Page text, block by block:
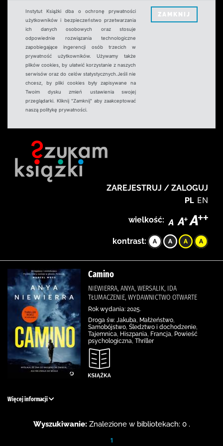
Instytut Książki dba o ochronę prywatności
użytkowników i bezpieczeństwo przetwarzania
ich danych osobowych oraz stosuje
odpowiednie rozwiązania technologiczne
zapobiegające ingerencji osób trzecich w
prywatność użytkowników. Używamy także
plików cookies, by ułatwić korzystanie z naszych
serwisów oraz do celów statystycznych.Jeśli nie
chcesz, by pliki cookies były zapisywane na
Twoim dysku zmień ustawienia swojej
przeglądarki. Kliknij "Zamknij" aby zaakceptować
naszą politykę prywatności.
ZAMKNIJ
ZAREJESTRUJ / ZALOGUJ
PL EN
wielkość:
kontrast:
Camino
NIEWIERRA, ANYA, WERSALIK, IDA
TŁUMACZENIE, WYDAWNICTWO OTWARTE
Rok wydania: 2025.
Droga św. Jakuba, Małżeństwo,
Samobójstwo, Śledztwo i dochodzenie,
Tajemnica, Hiszpania, Francja, Powieść
psychologiczna, Thriller
Więcej informacji
Wyszukiwanie: Znalezione w bibliotekach: 0 .
1